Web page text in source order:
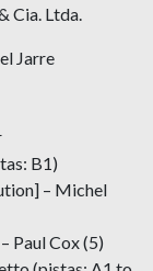
Cia. Ltda.
Jarre
B1)
– Michel
Paul Cox (5)